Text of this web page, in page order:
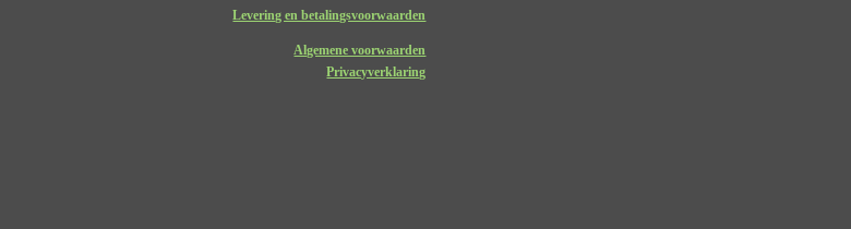
Levering en betalingsvoorwaarden
Algemene voorwaarden
Privacyverklaring